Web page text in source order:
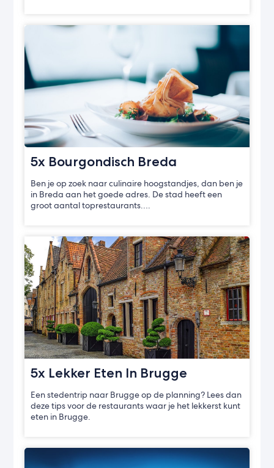
5x Bourgondisch Breda
Ben je op zoek naar culinaire hoogstandjes, dan ben je
in Breda aan het goede adres. De stad heeft een
groot aantal toprestaurants….
5x Lekker Eten In Brugge
Een stedentrip naar Brugge op de planning? Lees dan
deze tips voor de restaurants waar je het lekkerst kunt
eten in Brugge.